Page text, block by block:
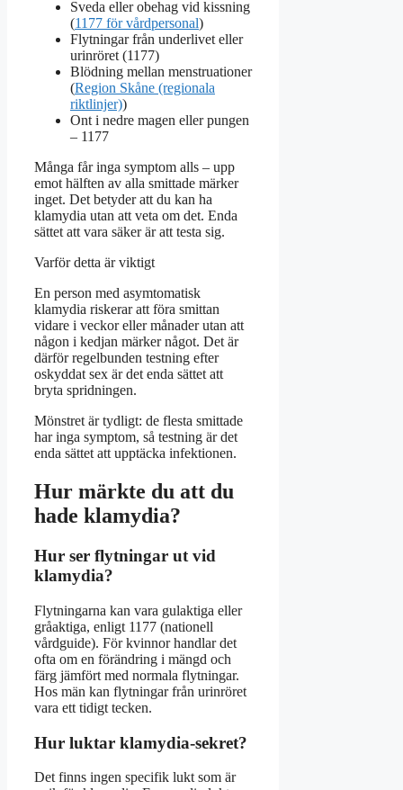
Sveda eller obehag vid kissning
(1177 för vårdpersonal)
Flytningar från underlivet eller
urinröret (1177)
Blödning mellan menstruationer
(Region Skåne (regionala
riktlinjer))
Ont i nedre magen eller pungen
– 1177
Många får inga symptom alls – upp
emot hälften av alla smittade märker
inget. Det betyder att du kan ha
klamydia utan att veta om det. Enda
sättet att vara säker är att testa sig.
Varför detta är viktigt
En person med asymtomatisk
klamydia riskerar att föra smittan
vidare i veckor eller månader utan att
någon i kedjan märker något. Det är
därför regelbunden testning efter
oskyddat sex är det enda sättet att
bryta spridningen.
Mönstret är tydligt: de flesta smittade
har inga symptom, så testning är det
enda sättet att upptäcka infektionen.
Hur märkte du att du
hade klamydia?
Hur ser flytningar ut vid
klamydia?
Flytningarna kan vara gulaktiga eller
gråaktiga, enligt 1177 (nationell
vårdguide). För kvinnor handlar det
ofta om en förändring i mängd och
färg jämfört med normala flytningar.
Hos män kan flytningar från urinröret
vara ett tidigt tecken.
Hur luktar klamydia-sekret?
Det finns ingen specifik lukt som är